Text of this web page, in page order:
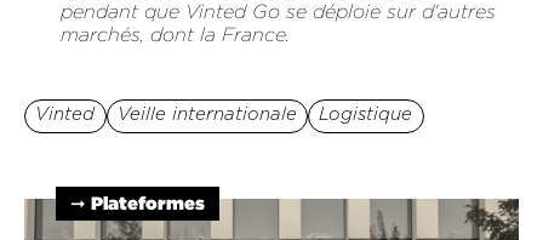
pendant que Vinted Go se déploie sur d'autres
marchés, dont la France.
Vinted Veille internationale Logistique
➞ Plateformes